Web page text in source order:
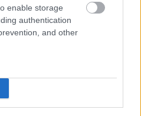
enable storage
authentication
and other
autó
ami úgy volt
sem volt szükség a